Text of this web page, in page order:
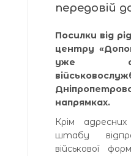
передовій
Посилки від
центру
уже
напрямках.
Крім
штабу
військової